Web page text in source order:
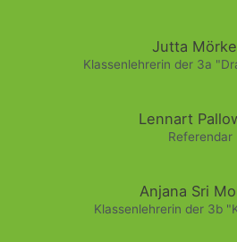
Jutta
Klassenlehrerin der 3a
Lennart
Referendar
Anjana Sri
Klassenlehrerin der 3b